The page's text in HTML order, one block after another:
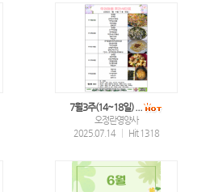
7월3주(14~18일) ...
오정란영양사
2025.07.14
Hit 1318